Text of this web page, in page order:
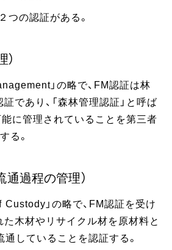
つの認証がある。
」の略で、FM認証は林
であり、「森林管理認証」と呼ば
に管理されていることを第三者
る。
通過程の管理）
」の略で、FM認証を受け
木材やリサイクル材を原材料と
通していることを認証する。